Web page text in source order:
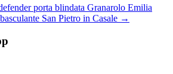
porta blindata Granarolo Emilia
San Pietro in Casale →